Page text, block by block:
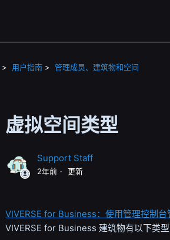
用户指南 管理成员、建筑物和空间
虚拟空间类型
Support Staff
2年前 更新
VIVERSE for Business：使用管理控制
VIVERSE for Business 建筑物有以下类型